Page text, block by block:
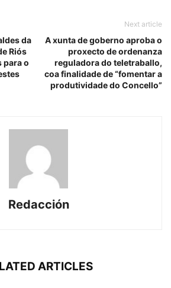
da
Riós
para o
Next article
A xunta de goberno aproba o
proxecto de ordenanza
reguladora do teletraballo,
coa finalidade de “fomentar a
produtividade do Concello”
Redacción
ARTICLES